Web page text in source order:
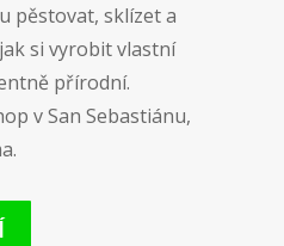
pěstovat, sklízet a
si vyrobit vlastní
přírodní.
v San Sebastiánu,